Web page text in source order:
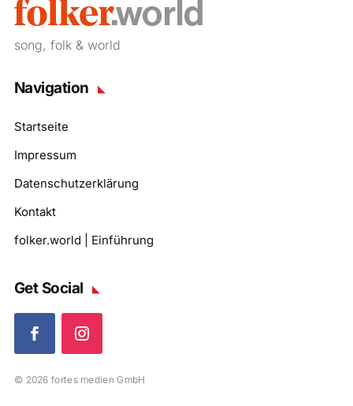
song, folk & world
Navigation
Startseite
Impressum
Datenschutzerklärung
Kontakt
folker.world | Einführung
Get Social
© 2026 fortes medien GmbH